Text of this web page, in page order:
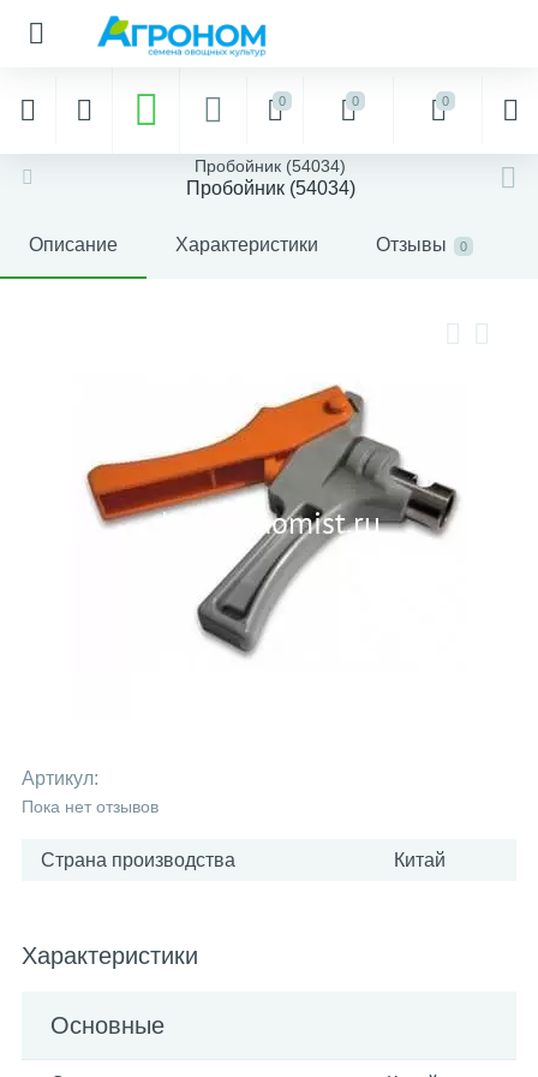
0 0 0
Пробойник (54034)
Пробойник (54034)
Описание Характеристики Отзывы 0
Артикул:
Пока нет отзывов
Страна производства Китай
Характеристики
Основные